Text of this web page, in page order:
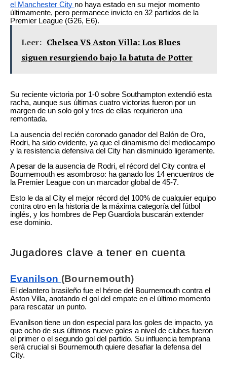
el Manchester City no haya estado en su mejor momento
últimamente, pero permanece invicto en 32 partidos de la
Premier League (G26, E6).
Leer: Chelsea VS Aston Villa: Los Blues
siguen resurgiendo bajo la batuta de Potter
Su reciente victoria por 1-0 sobre Southampton extendió esta
racha, aunque sus últimas cuatro victorias fueron por un
margen de un solo gol y tres de ellas requirieron una
remontada.
La ausencia del recién coronado ganador del Balón de Oro,
Rodri, ha sido evidente, ya que el dinamismo del mediocampo
y la resistencia defensiva del City han disminuido ligeramente.
A pesar de la ausencia de Rodri, el récord del City contra el
Bournemouth es asombroso: ha ganado los 14 encuentros de
la Premier League con un marcador global de 45-7.
Esto le da al City el mejor récord del 100% de cualquier equipo
contra otro en la historia de la máxima categoría del fútbol
inglés, y los hombres de Pep Guardiola buscarán extender
ese dominio.
Jugadores clave a tener en cuenta
Evanilson (Bournemouth)
El delantero brasileño fue el héroe del Bournemouth contra el
Aston Villa, anotando el gol del empate en el último momento
para rescatar un punto.
Evanilson tiene un don especial para los goles de impacto, ya
que ocho de sus últimos nueve goles a nivel de clubes fueron
el primer o el segundo gol del partido. Su influencia temprana
será crucial si Bournemouth quiere desafiar la defensa del
City.